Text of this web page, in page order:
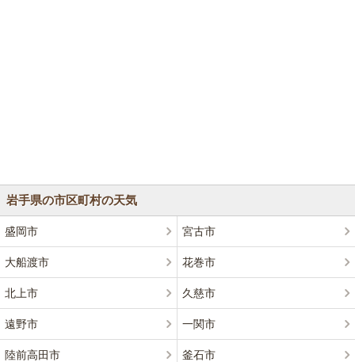
岩手県の市区町村の天気
盛岡市 宮古市
大船渡市 花巻市
北上市 久慈市
遠野市 一関市
陸前高田市 釜石市